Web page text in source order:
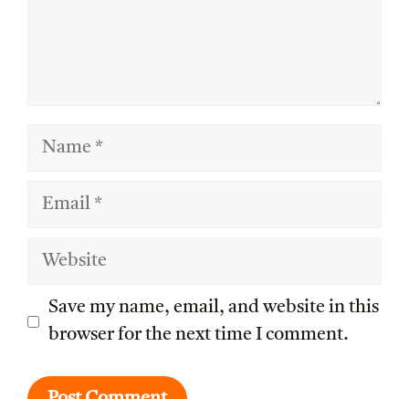
Name
Email
Website
Save my name, email, and website in this
browser for the next time I comment.